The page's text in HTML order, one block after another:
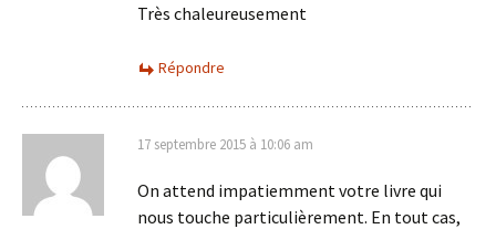
Très chaleureusement
Répondre
17 septembre 2015 à 10:06 am
On attend impatiemment votre livre qui
nous touche particulièrement. En tout cas,